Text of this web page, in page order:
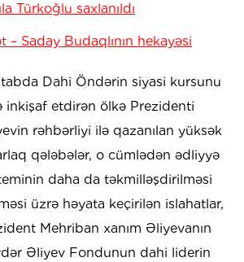
Türkoğlu saxlanıldı
– Saday Budaqlının hekayəsi
Dahi Öndərin siyasi kursunu
inkişaf etdirən ölkə Prezidenti
rəhbərliyi ilə qazanılan yüksək
qələbələr, o cümlədən ədliyyə
daha da təkmilləşdirilməsi
üzrə həyata keçirilən islahatlar,
Mehriban xanım Əliyevanın
Əliyev Fondunun dahi liderin